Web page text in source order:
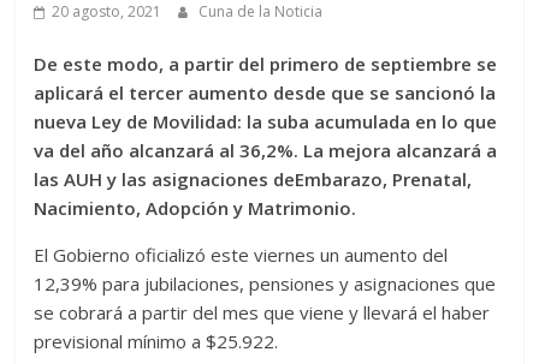
20 agosto, 2021 Cuna de la Noticia
De este modo, a partir del primero de septiembre se
aplicará el tercer aumento desde que se sancionó la
nueva Ley de Movilidad: la suba acumulada en lo que
va del año alcanzará al 36,2%. La mejora alcanzará a
las AUH y las asignaciones deEmbarazo, Prenatal,
Nacimiento, Adopción y Matrimonio.
El Gobierno oficializó este viernes un aumento del
12,39% para jubilaciones, pensiones y asignaciones que
se cobrará a partir del mes que viene y llevará el haber
previsional mínimo a $25.922.